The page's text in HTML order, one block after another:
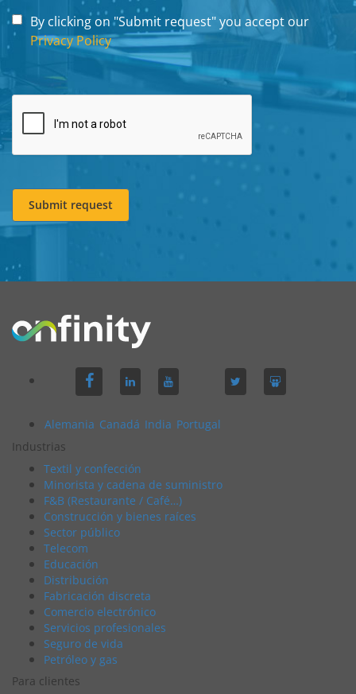
By clicking on "Submit request" you accept our
Privacy Policy
Submit request
Alemania Canadá India Portugal
Industrias
Textil y confección
Minorista y cadena de suministro
F&B (Restaurante / Café…)
Construcción y bienes raíces
Sector público
Telecom
Educación
Distribución
Fabricación discreta
Comercio electrónico
Servicios profesionales
Seguro de vida
Petróleo y gas
Para clientes